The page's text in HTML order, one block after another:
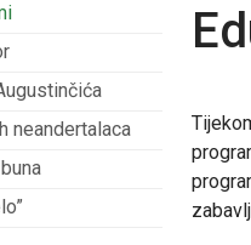
neandertalaca